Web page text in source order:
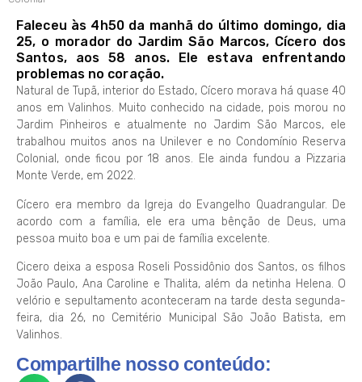
Faleceu às 4h50 da manhã do último domingo, dia
25, o morador do Jardim São Marcos, Cícero dos
Santos, aos 58 anos. Ele estava enfrentando
problemas no coração.
Natural de Tupã, interior do Estado, Cícero morava há quase 40
anos em Valinhos. Muito conhecido na cidade, pois morou no
Jardim Pinheiros e atualmente no Jardim São Marcos, ele
trabalhou muitos anos na Unilever e no Condomínio Reserva
Colonial, onde ficou por 18 anos. Ele ainda fundou a Pizzaria
Monte Verde, em 2022.
Cícero era membro da Igreja do Evangelho Quadrangular. De
acordo com a família, ele era uma bênção de Deus, uma
pessoa muito boa e um pai de família excelente.
Cicero deixa a esposa Roseli Possidônio dos Santos, os filhos
João Paulo, Ana Caroline e Thalita, além da netinha Helena. O
velório e sepultamento aconteceram na tarde desta segunda-
feira, dia 26, no Cemitério Municipal São João Batista, em
Valinhos.
Compartilhe nosso conteúdo: